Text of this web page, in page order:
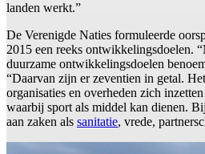
landen werkt.”
De Verenigde Naties formuleerde
2015 een reeks ontwikkelingsdoelen.
duurzame ontwikkelingsdoelen
“Daarvan zijn er zeventien in getal.
organisaties en overheden zich
waarbij sport als middel kan dienen.
aan zaken als sanitatie, vrede,